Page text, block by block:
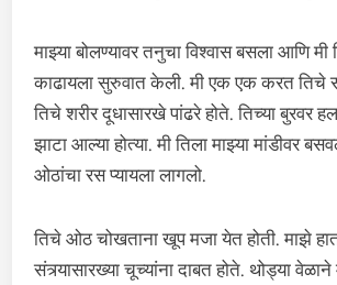
माझ्या बोलण्यावर तनुचा विश्वास बसला आणि
काढायला सुरुवात केली. मी एक एक करत
तिचे शरीर दूधासारखे पांढरे होते. तिच्या बुरवर
झाटा आल्या होत्या. मी तिला माझ्या मांडीवर
ओठांचा रस प्यायला लागलो.
तिचे ओठ चोखताना खूप मजा येत होती. माझे
संत्र्यासारख्या चूच्यांना दाबत होते. थोड्या वेळाने